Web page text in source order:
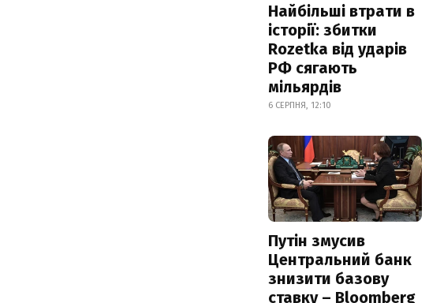
Найбільші втрати в
історії: збитки
Rozetka від ударів
РФ сягають
мільярдів
6 СЕРПНЯ, 12:10
Путін змусив
Центральний банк
знизити базову
ставку – Bloomberg